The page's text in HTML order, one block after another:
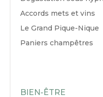
Accords mets et vins
Le Grand Pique-Nique
Paniers champêtres
BIEN-ÊTRE